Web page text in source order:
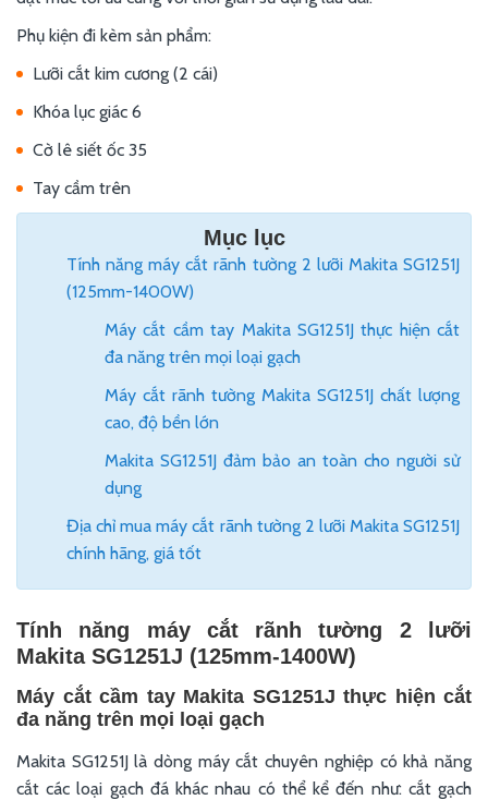
Phụ kiện đi kèm sản phẩm:
Lưỡi cắt kim cương (2 cái)
Khóa lục giác 6
Cờ lê siết ốc 35
Tay cầm trên
Mục lục
Tính năng máy cắt rãnh tường 2 lưỡi Makita SG1251J
(125mm-1400W)
Máy cắt cầm tay Makita SG1251J thực hiện cắt
đa năng trên mọi loại gạch
Máy cắt rãnh tường Makita SG1251J chất lượng
cao, độ bền lớn
Makita SG1251J đảm bảo an toàn cho người sử
dụng
Địa chỉ mua máy cắt rãnh tường 2 lưỡi Makita SG1251J
chính hãng, giá tốt
Tính năng máy cắt rãnh tường 2 lưỡi
Makita SG1251J (125mm-1400W)
Máy cắt cầm tay Makita SG1251J thực hiện cắt
đa năng trên mọi loại gạch
Makita SG1251J là dòng máy cắt chuyên nghiệp có khả năng
cắt các loại gạch đá khác nhau có thể kể đến như: cắt gạch